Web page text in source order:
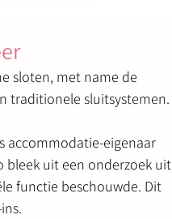
sloten, met name de
traditionele sluitsystemen.
accommodatie-eigenaar
bleek uit een onderzoek uit
functie beschouwde. Dit